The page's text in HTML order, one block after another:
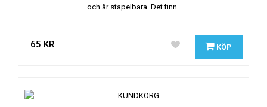
och är stapelbara. Det finn..
65 KR KÖP